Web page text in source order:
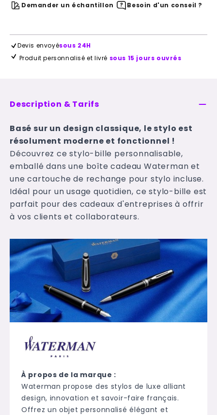
Demander un échantillon Besoin d'un conseil ?
Devis envoyésous 24H
Produit personnalisé et livré sous 15 jours ouvrés
Description & Tarifs
Basé sur un design classique, le stylo est
résolument moderne et fonctionnel !
Découvrez ce stylo-bille personnalisable,
emballé dans une boîte cadeau Waterman et
une cartouche de rechange pour stylo incluse.
Idéal pour un usage quotidien, ce stylo-bille est
parfait pour des cadeaux d'entreprises à offrir
à vos clients et collaborateurs.
À propos de la marque :
Waterman propose des stylos de luxe alliant
design, innovation et savoir-faire français.
Offrez un objet personnalisé élégant et